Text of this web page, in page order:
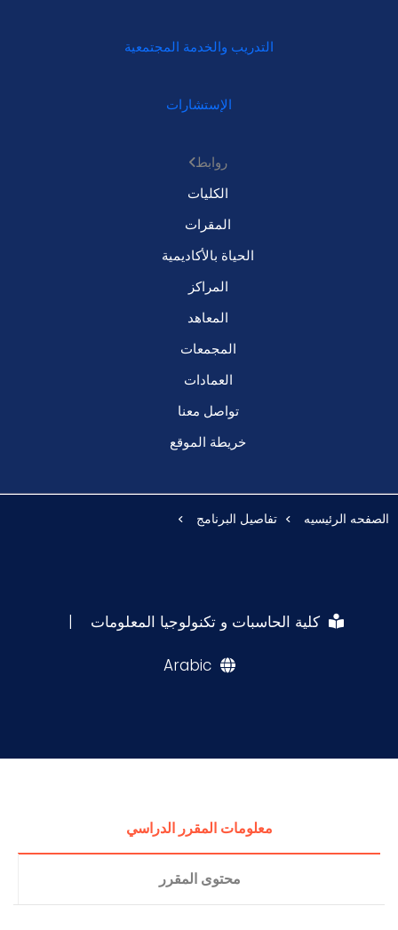
التدريب والخدمة المجتمعية
الإستشارات
روابط
الكليات
المقرات
الحياة بالأكاديمية
المراكز
المعاهد
المجمعات
العمادات
تواصل معنا
خريطة الموقع
الصفحه الرئيسيه تفاصيل البرنامج
كلية الحاسبات و تكنولوجيا المعلومات |
Arabic
معلومات المقرر الدراسي
محتوى المقرر